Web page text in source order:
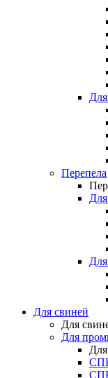
Перепела
Для свиней
Для
Для